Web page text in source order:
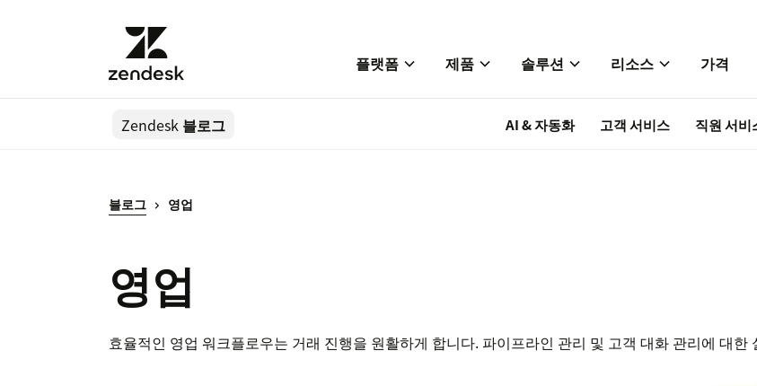
플랫폼 제품 솔루션 리소스 가격
Zendesk 블로그 AI & 자동화 고객 서비스 직원 서비
블로그 영업
영업
효율적인 영업 워크플로우는 거래 진행을 원활하게 합니다. 파이프라인 관리 및 고객 대화 관리에 대한